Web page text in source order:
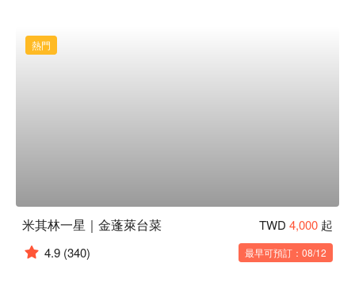
熱門
米其林一星｜金蓬萊台菜 TWD 4,000 起
4.9 (340) 最早可預訂：08/12